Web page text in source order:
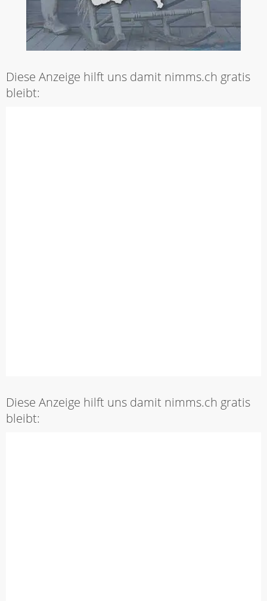
Diese Anzeige hilft uns damit nimms.ch gratis
bleibt:
Diese Anzeige hilft uns damit nimms.ch gratis
bleibt: